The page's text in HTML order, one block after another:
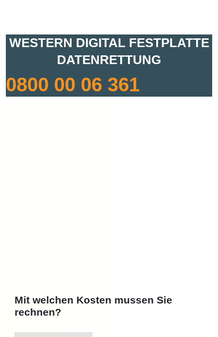
WESTERN DIGITAL FESTPLATTE
DATENRETTUNG
0800 00 06 361
Mit welchen Kosten mussen Sie
rechnen?